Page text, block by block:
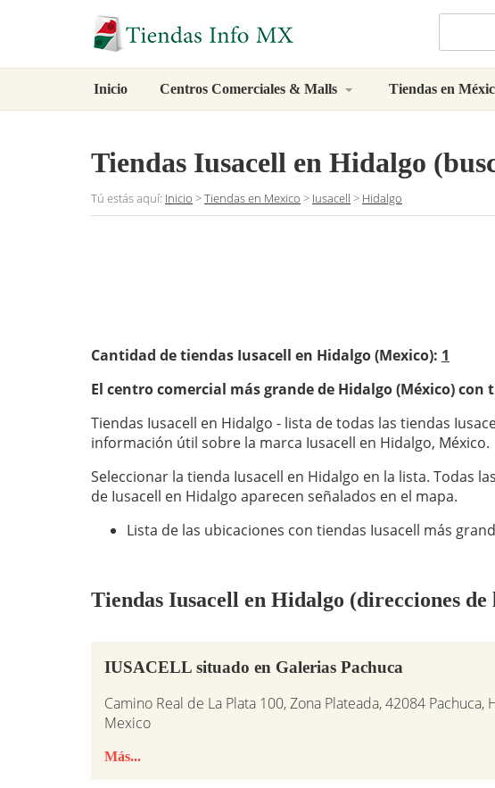
Inicio Centros Comerciales & Malls Tiendas en
Tiendas Iusacell en Hidalgo
Tú estás aquí: Inicio >Tiendas en Mexico > Iusacell > Hidalgo
Cantidad de tiendas Iusacell en Hidalgo (Mexico): 1
El centro comercial más grande de Hidalgo (México) con
Tiendas Iusacell en Hidalgo - lista de todas las tiendas
información útil sobre la marca Iusacell en Hidalgo, México.
Seleccionar la tienda Iusacell en Hidalgo en la lista. Todas
de Iusacell en Hidalgo aparecen señalados en el mapa.
Lista de las ubicaciones con tiendas Iusacell más
Tiendas Iusacell en Hidalgo (direcciones de
IUSACELL situado en Galerias Pachuca
Camino Real de La Plata 100, Zona Plateada, 42084 Pachuca,
Mexico
Más...